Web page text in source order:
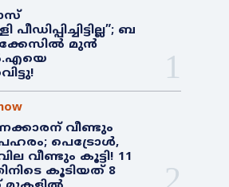
പീഡിപ്പിച്ചിട്ടില്ല”; ബ
മുൻ
വീണ്ടും
പെട്രോൾ,
വീണ്ടും കൂട്ടി! 11
കൂടിയത് 8